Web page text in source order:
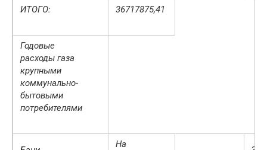
ИТОГО: 36717875,41
Годовые
расходы газа
крупными
коммунально-
бытовыми
потребителями
На